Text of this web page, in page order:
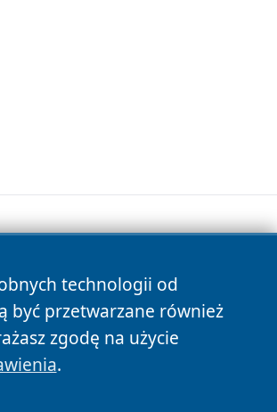
technologii od
być przetwarzane również
zgodę na użycie
.